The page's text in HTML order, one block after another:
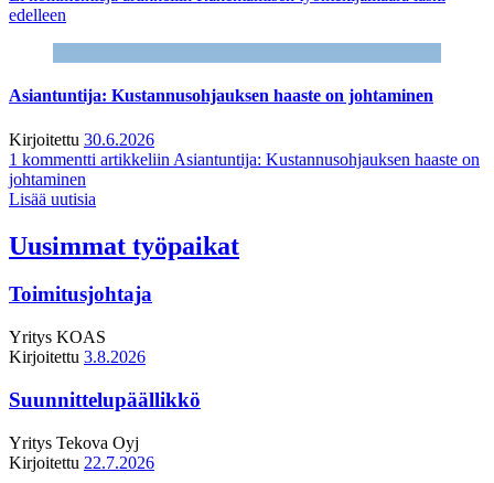
edelleen
Asiantuntija: Kustannusohjauksen haaste on johtaminen
Kirjoitettu 30.6.2026
1 kommentti artikkeliin Asiantuntija: Kustannusohjauksen haaste on
johtaminen
Lisää uutisia
Uusimmat työpaikat
Toimitusjohtaja
Yritys KOAS
Kirjoitettu 3.8.2026
Suunnittelupäällikkö
Yritys Tekova Oyj
Kirjoitettu 22.7.2026